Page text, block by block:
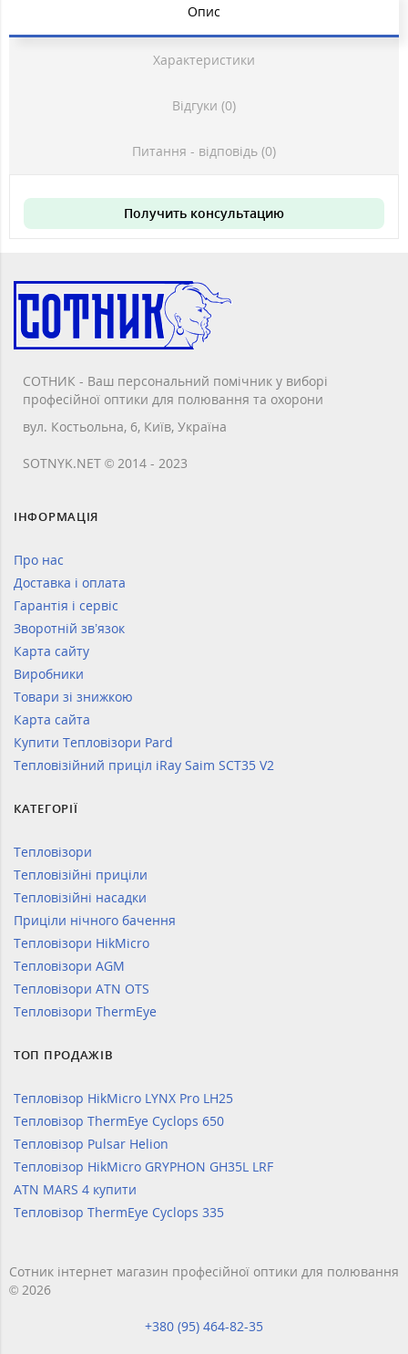
Опис
Характеристики
Відгуки (0)
Питання - відповідь (0)
Получить консультацию
СОТНИК - Ваш персональний помічник у виборі
професійної оптики для полювання та охорони
вул. Костьольна, 6, Київ, Україна
SOTNYK.NET © 2014 - 2023
ІНФОРМАЦІЯ
Про нас
Доставка і оплата
Гарантія і сервіс
Зворотній зв’язок
Карта сайту
Виробники
Товари зі знижкою
Карта сайта
Купити Тепловізори Pard
Тепловізійний приціл iRay Saim SCT35 V2
КАТЕГОРІЇ
Тепловізори
Тепловізійні приціли
Тепловізійні насадки
Приціли нічного бачення
Тепловізори HikMicro
Тепловізори AGM
Тепловізори ATN OTS
Тепловізори ThermEye
ТОП ПРОДАЖІВ
Тепловізор HikMicro LYNX Pro LH25
Тепловізор ThermEye Cyclops 650
Тепловізор Pulsar Helion
Тепловізор HikMicro GRYPHON GH35L LRF
ATN MARS 4 купити
Тепловізор ThermEye Cyclops 335
Сотник інтернет магазин професійної оптики для полювання
© 2026
+380 (95) 464-82-35